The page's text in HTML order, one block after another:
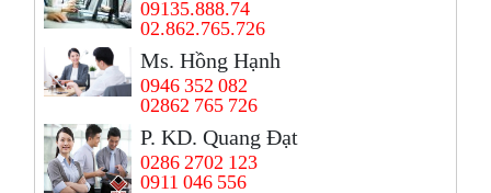
09135.888.74
02.862.765.726
Ms. Hồng Hạnh
0946 352 082
02862 765 726
P. KD. Quang Đạt
0286 2702 123
0911 046 556